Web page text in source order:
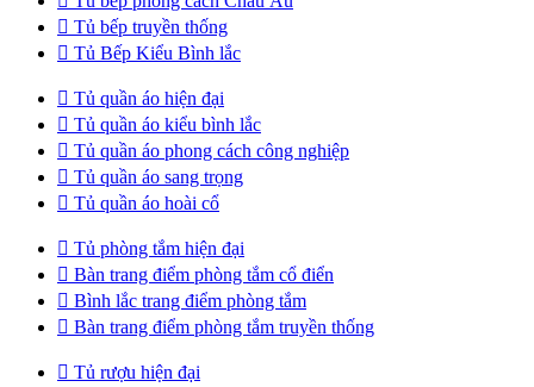
 Tủ bếp truyền thống
 Tủ Bếp Kiểu Bình lắc
 Tủ quần áo hiện đại
 Tủ quần áo kiểu bình lắc
 Tủ quần áo phong cách công nghiệp
 Tủ quần áo sang trọng
 Tủ quần áo hoài cổ
 Tủ phòng tắm hiện đại
 Bàn trang điểm phòng tắm cổ điển
 Bình lắc trang điểm phòng tắm
 Bàn trang điểm phòng tắm truyền thống
 Tủ rượu hiện đại